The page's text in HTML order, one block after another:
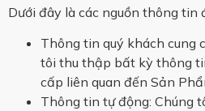
Dưới đây là các nguồn thông tin
Thông tin quý khách cung
tôi thu thập bất kỳ thông
cấp liên quan đến Sản
Thông tin tự động: Chúng